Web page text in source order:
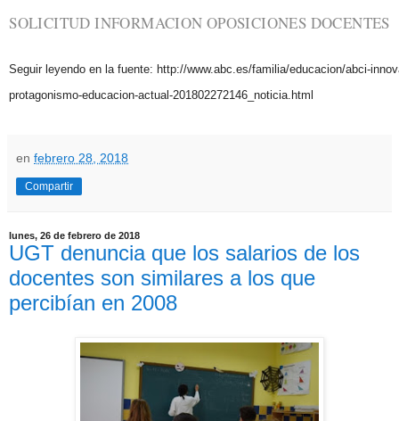
SOLICITUD INFORMACION OPOSICIONES DOCENTES
Seguir leyendo en la fuente: http://www.abc.es/familia/educacion/abci-
protagonismo-educacion-actual-201802272146_noticia.html
en febrero 28, 2018
Compartir
lunes, 26 de febrero de 2018
UGT denuncia que los salarios de los
docentes son similares a los que
percibían en 2008